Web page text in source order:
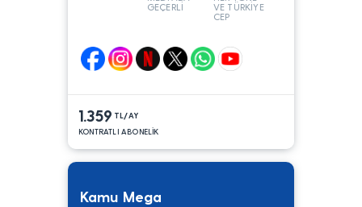
GEÇERLİ
VE TÜRKİYE
CEP
1.359 TL/AY
KONTRATLI ABONELİK
Kamu Mega